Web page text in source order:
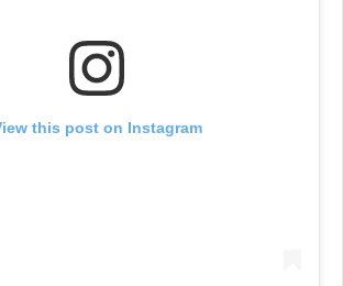
this post on Instagram